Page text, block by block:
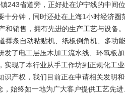
省道旁，正好处在沪宁线的中间
分钟，同时还处在上海1小时经济圈
销售，拥有先进的生产工艺与设备
条自动粘贴机、纸板倒角机、多功
了电工层压木加工流水线、环氧板
现了本行业从手工作坊到正规化工
产权，我们目前正在申请相关发明和
始终如一地为广大客户提供工艺先